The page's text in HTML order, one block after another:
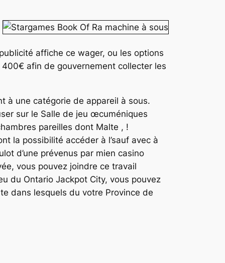
affiche ce wager, ou les options
afin de gouvernement collecter les
à une catégorie de appareil à sous.
sur le Salle de jeu œcuméniques
pareilles dont Malte , !
la possibilité accéder à l’sauf avec à
d’une prévenus par mien casino
vous pouvez joindre ce travail
du Ontario Jackpot City, vous pouvez
dans lesquels du votre Province de